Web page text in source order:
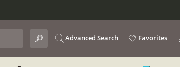
Advanced Search Favorites